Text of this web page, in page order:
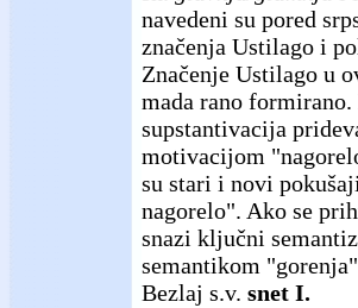
navedeni su pored
značenja Ustilago i
Značenje Ustilago u
mada rano
supstantivacija
motivacijom
su stari i novi
nagorelo". Ako se
snazi ključni
semantikom
Bezlaj s.v. snet I.